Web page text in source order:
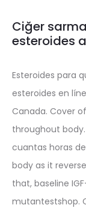
Ciğer
esteroides
Esteroides para
esteroides en
Canada. Cover
throughout
cuantas horas
body as it
that, baseline
mutantestshop.